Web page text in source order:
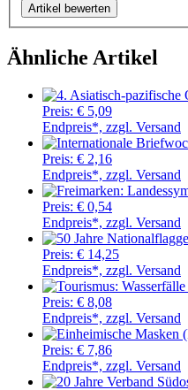
Ähnliche Artikel
Preis: € 5,09
Endpreis*, zzgl. Versand
Preis: € 2,16
Endpreis*, zzgl. Versand
Preis: € 0,54
Endpreis*, zzgl. Versand
Preis: € 14,25
Endpreis*, zzgl. Versand
Preis: € 8,08
Endpreis*, zzgl. Versand
Preis: € 7,86
Endpreis*, zzgl. Versand